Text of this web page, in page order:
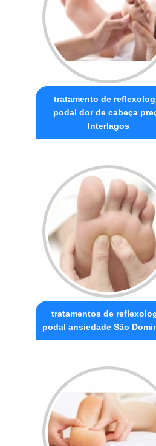
tratamento de
podal dor de cabeça
Interlagos
tratamentos de
podal ansiedade São